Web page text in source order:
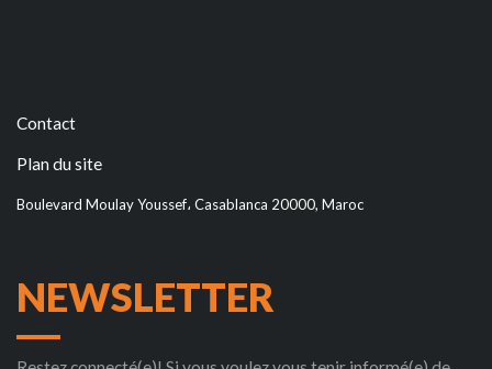
Contact
Plan du site
Boulevard Moulay Youssef، Casablanca 20000, Maroc
NEWSLETTER